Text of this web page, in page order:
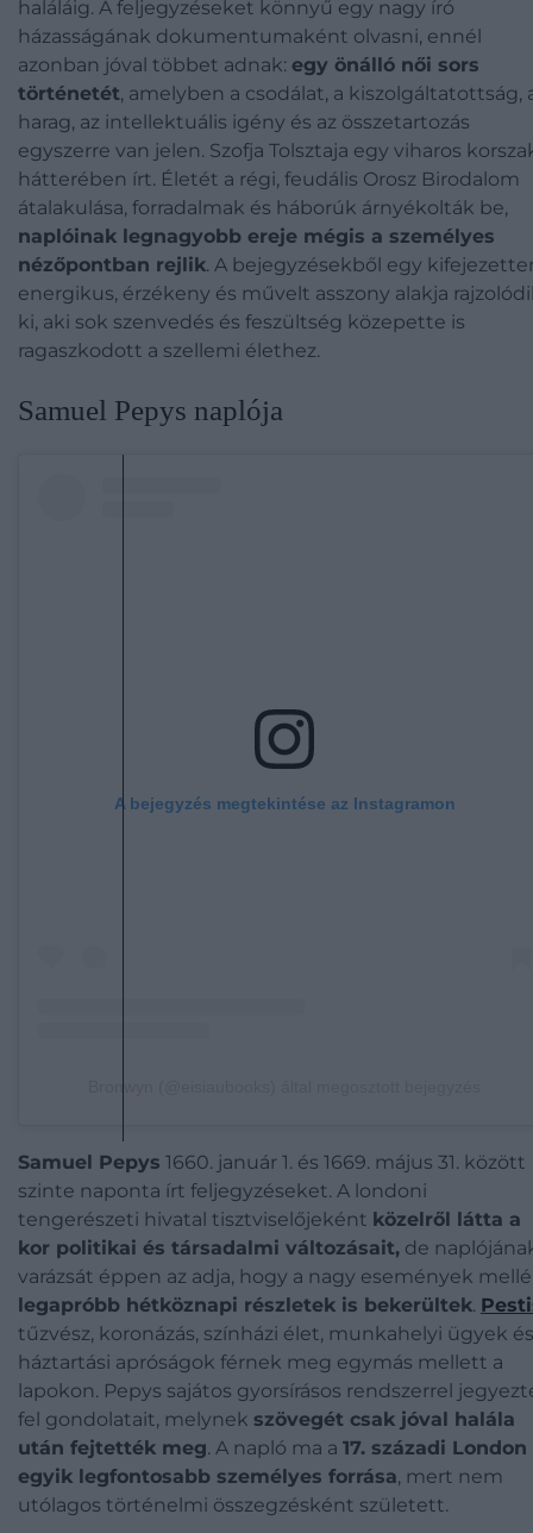
haláláig. A feljegyzéseket könnyű egy nagy író
házasságának dokumentumaként olvasni, ennél
azonban jóval többet adnak: egy önálló női sors
történetét, amelyben a csodálat, a kiszolgáltatottság,
harag, az intellektuális igény és az összetartozás
egyszerre van jelen. Szofja Tolsztaja egy viharos
hátterében írt. Életét a régi, feudális Orosz Birodalom
átalakulása, forradalmak és háborúk árnyékolták be,
naplóinak legnagyobb ereje mégis a személyes
nézőpontban rejlik. A bejegyzésekből egy
energikus, érzékeny és művelt asszony alakja
ki, aki sok szenvedés és feszültség közepette is
ragaszkodott a szellemi élethez.
Samuel Pepys naplója
A bejegyzés megtekintése az Instagramon
Samuel Pepys 1660. január 1. és 1669. május 31. között
szinte naponta írt feljegyzéseket. A londoni
tengerészeti hivatal tisztviselőjeként közelről látta a
kor politikai és társadalmi változásait, de
varázsát éppen az adja, hogy a nagy események
legapróbb hétköznapi részletek is bekerültek.
tűzvész, koronázás, színházi élet, munkahelyi ügyek és
háztartási apróságok férnek meg egymás mellett a
lapokon. Pepys sajátos gyorsírásos rendszerrel
fel gondolatait, melynek szövegét csak jóval halála
után fejtették meg. A napló ma a 17. századi London
egyik legfontosabb személyes forrása, mert nem
utólagos történelmi összegzésként született.